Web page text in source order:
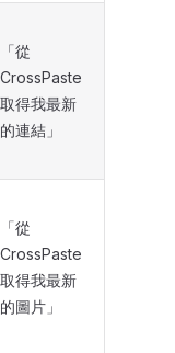
「從
CrossPaste
取得我最新
的連結」
「從
CrossPaste
取得我最新
的圖片」